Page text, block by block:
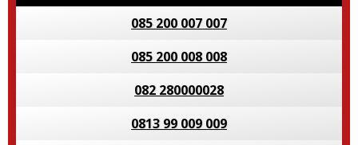
085 200 007 007
085 200 008 008
082 280000028
0813 99 009 009